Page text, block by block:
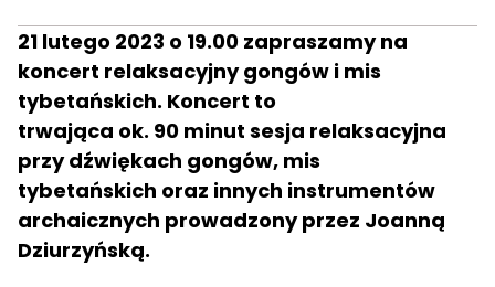
21 lutego 2023 o 19.00 zapraszamy na
koncert relaksacyjny gongów i mis
tybetańskich. Koncert to
trwająca ok. 90 minut sesja relaksacyjna
przy dźwiękach gongów, mis
tybetańskich oraz innych instrumentów
archaicznych prowadzony przez Joanną
Dziurzyńską.